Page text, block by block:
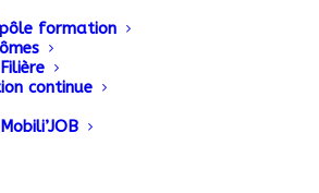
formation
continue
nombreuses entreprises novatrices.
président de la FFC, annonce que
de camions seront présents. Toutefois,
que le groupe suédois Volvo soit
marques Volvo et Renault Trucks). Les